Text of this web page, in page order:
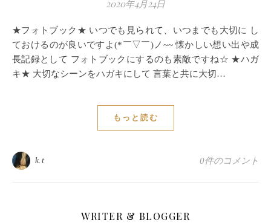
2020年4月24日
★フォトブック★ いつでも見られて、いつまでも大切に し
ておけるのが良いですよ(*￣▽￣)ノ~~ 懐かしい想い出や成
長記録として フォトブックにするのも素敵ですね☆ ★ハガ
キ★ 大切なシーンをハガキにして 言葉と共に大切…
もっと読む
k.t 0件のコメント
WRITER & BLOGGER